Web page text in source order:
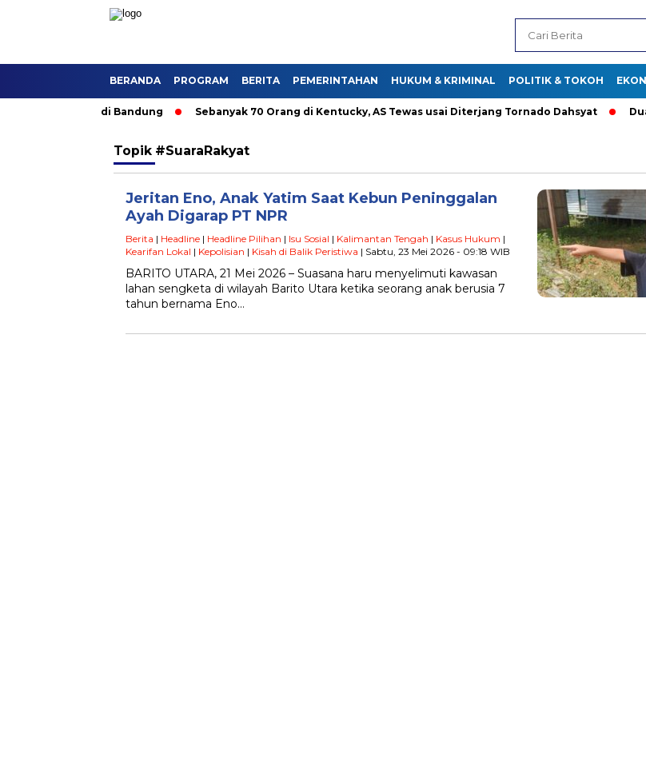
BERANDA PROGRAM BERITA PEMERINTAHAN HUKUM & KRIMINAL POLITIK & TOKOH
Umum di Bandung Sebanyak 70 Orang di Kentucky, AS Tewas usai Diterjang Tornado Dahsyat Dua
Topik #SuaraRakyat
Jeritan Eno, Anak Yatim Saat Kebun Peninggalan
Ayah Digarap PT NPR
Berita | Headline | Headline Pilihan | Isu Sosial | Kalimantan Tengah | Kasus Hukum |
Kearifan Lokal | Kepolisian | Kisah di Balik Peristiwa | Sabtu, 23 Mei 2026 - 09:18 WIB
BARITO UTARA, 21 Mei 2026 – Suasana haru menyelimuti kawasan
lahan sengketa di wilayah Barito Utara ketika seorang anak berusia 7
tahun bernama Eno…